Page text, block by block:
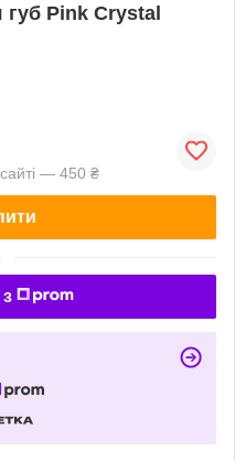
Pink Crystal
— 450 ₴